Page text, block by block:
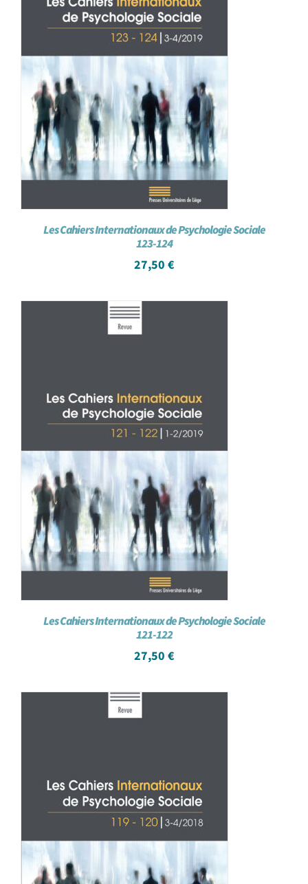
Les Cahiers Internationaux de Psychologie Sociale
123-124
27,50 €
Les Cahiers Internationaux de Psychologie Sociale
121-122
27,50 €